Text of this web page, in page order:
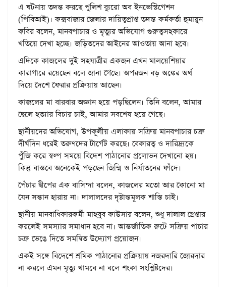
এ ঘটনায় তদন্ত করছে পুলিশ ব্যুরো অব ইনভেস্টিগেশন
(পিবিআই)। কক্সবাজার জেলার দায়িত্বপ্রাপ্ত তদন্ত কর্মকর্তা হুমায়ুন
কবির বলেন, মানবপাচার ও মৃত্যুর অভিযোগ গুরুত্বসহকারে
খতিয়ে দেখা হচ্ছে। জড়িতদের আইনের আওতায় আনা হবে।
এদিকে কাজলের দুই সহযাত্রীর একজন এখন মালয়েশিয়ার
কারাগারে রয়েছেন বলে জানা গেছে। অপরজন বড় অঙ্কের অর্থ
দিয়ে দেশে ফেরার প্রক্রিয়ায় আছেন।
কাজলের মা বারবার অজ্ঞান হয়ে পড়ছিলেন। তিনি বলেন, আমার
ছেলে হত্যার বিচার চাই, আমার সবশেষ হয়ে গেছে।
স্থানীয়দের অভিযোগ, উপকূলীয় এলাকায় সক্রিয় মানবপাচার চক্র
দীর্ঘদিন ধরেই তরুণদের টার্গেট করছে। বেকারত্ব ও দারিদ্র্যকে
পুঁজি করে স্বল্প সময়ে বিদেশ পাঠানোর প্রলোভন দেখানো হয়।
কিন্তু বাস্তবে অনেকেই পড়ছেন জিম্মি ও নির্যাতনের ফাঁদে।
পেঁচার দ্বীপের এক বাসিন্দা বলেন, কাজলের মতো আর কোনো মা
যেন সন্তান হারায় না। দালালদের দৃষ্টান্তমূলক শাস্তি চাই।
স্থানীয় মানবাধিকারকর্মী মাহবুব কাউসার বলেন, শুধু দালাল গ্রেপ্তার
করলেই সমস্যার সমাধান হবে না। আন্তর্জাতিক রুটে সক্রিয় পাচার
চক্র ভেঙে দিতে সমন্বিত উদ্যোগ প্রয়োজন।
একই সঙ্গে বিদেশে শ্রমিক পাঠানোর প্রক্রিয়ায় নজরদারি জোরদার
না করলে এমন মৃত্যু থামবে না বলে শংকা সংশ্লিষ্টদের।